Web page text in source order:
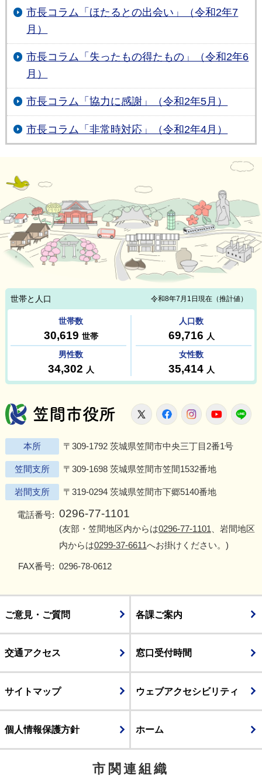
市長コラム「ほたるとの出会い」（令和2年7
月）
市長コラム「失ったもの得たもの」（令和2年6
月）
市長コラム「協力に感謝」（令和2年5月）
市長コラム「非常時対応」（令和2年4月）
笠間市役所
X FacebookInstagram
本所 〒309-1792 茨城県笠間市中央三丁目2番1号
笠間支所 〒309-1698 茨城県笠間市笠間1532番地
岩間支所 〒319-0294 茨城県笠間市下郷5140番地
電話番号: 0296-77-1101
(友部・笠間地区内からは0296-77-1101 、岩間地区
内からは0299-37-6611へお掛けください。)
FAX番号: 0296-78-0612
ご意見・ご質問 各課ご案内
交通アクセス 窓口受付時間
サイトマップ ウェブアクセシビリティ
個人情報保護方針 ホーム
市関連組織